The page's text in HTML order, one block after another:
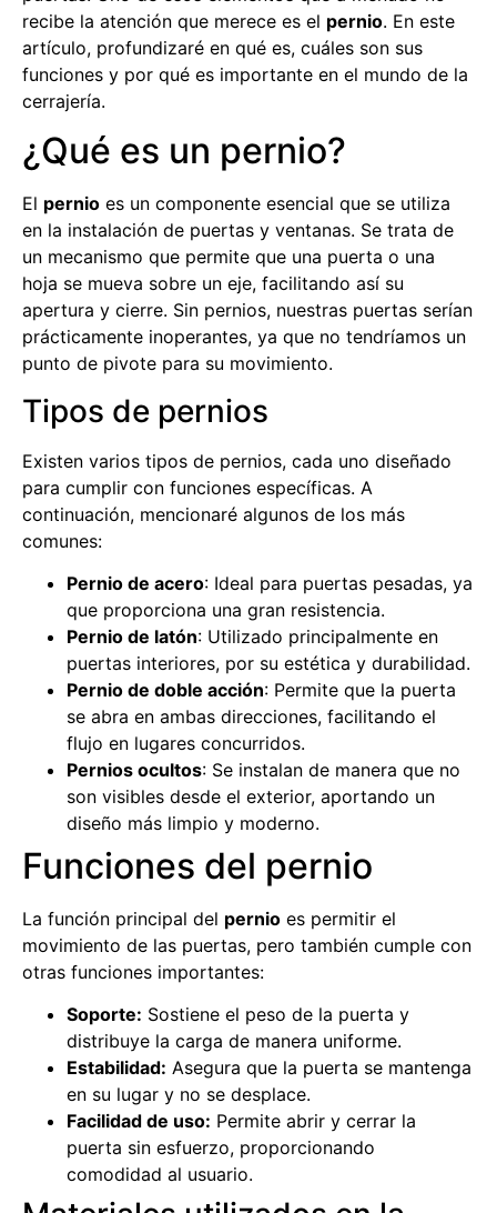
recibe la atención que merece es el pernio. En este
artículo, profundizaré en qué es, cuáles son sus
funciones y por qué es importante en el mundo de la
cerrajería.
¿Qué es un pernio?
El pernio es un componente esencial que se utiliza
en la instalación de puertas y ventanas. Se trata de
un mecanismo que permite que una puerta o una
hoja se mueva sobre un eje, facilitando así su
apertura y cierre. Sin pernios, nuestras puertas serían
prácticamente inoperantes, ya que no tendríamos un
punto de pivote para su movimiento.
Tipos de pernios
Existen varios tipos de pernios, cada uno diseñado
para cumplir con funciones específicas. A
continuación, mencionaré algunos de los más
comunes:
Pernio de acero: Ideal para puertas pesadas, ya
que proporciona una gran resistencia.
Pernio de latón: Utilizado principalmente en
puertas interiores, por su estética y durabilidad.
Pernio de doble acción: Permite que la puerta
se abra en ambas direcciones, facilitando el
flujo en lugares concurridos.
Pernios ocultos: Se instalan de manera que no
son visibles desde el exterior, aportando un
diseño más limpio y moderno.
Funciones del pernio
La función principal del pernio es permitir el
movimiento de las puertas, pero también cumple con
otras funciones importantes:
Soporte: Sostiene el peso de la puerta y
distribuye la carga de manera uniforme.
Estabilidad: Asegura que la puerta se mantenga
en su lugar y no se desplace.
Facilidad de uso: Permite abrir y cerrar la
puerta sin esfuerzo, proporcionando
comodidad al usuario.